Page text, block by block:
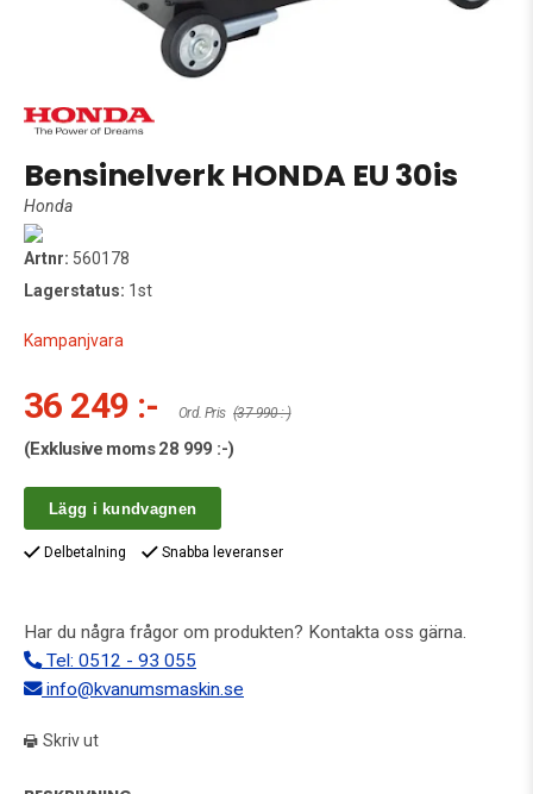
Bensinelverk HONDA EU 30is
Honda
Artnr: 560178
Lagerstatus: 1st
Kampanjvara
36 249 :- Ord. Pris (37 990 :-)
(Exklusive moms28 999 :-)
Lägg i kundvagnen
Delbetalning Snabba leveranser
Har du några frågor om produkten? Kontakta oss gärna.
Tel: 0512 - 93 055
info@kvanumsmaskin.se
Skriv ut